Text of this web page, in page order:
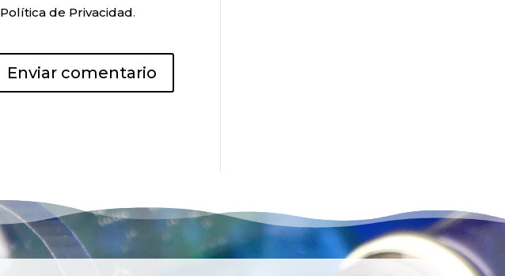
Política de Privacidad.